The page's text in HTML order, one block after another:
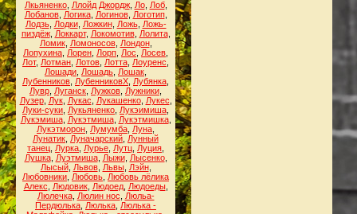
Лкьяненко, Ллойд Джордж, Ло, Лоб,
Лобанов, Логика, Логинов, Логотип,
Лодзь, Лодки, Ложкин, Ложь, Ложь-
пиздёж, Локкарт, Локомотив, Лолита,
Ломик, Ломоносов, Лондон,
Лопухина Лорен Лорп Лос Лосев
Лот, Лотман Лотов Лотта Лоуренс
Лошади Лошадь Лошак
Лубенников ЛубенниковХ Лубянка
Лувр Луганск Лужков Лужники
Лузер, Лук, Лукас Лукашенко, Лукес
Луки-суки Лукьяненко Лукэимиша
Лукэмиша, Лукэтмиша, Лукэтмишка,
Лукэтморон Лумумба Луна
Лунатик Луначарский Лунный
танец Лурка Лурье Лутц Луция
Лушка, Луэтмиша, Лыжи, Лысенко,
Лысый, Львов, Львы, Лэйн,
Любовники Любовь Любовь лёлика
Алекс
Людовик, Людоед, Людоеды,
Люлечка, Люлин нос
Люльа-
Пердюлька Люлька Люлька -